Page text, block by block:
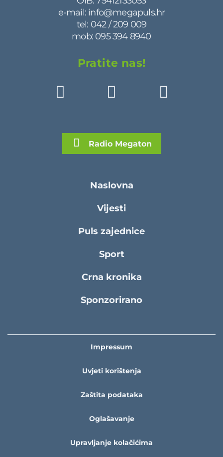
e-mail: info@megapuls.hr
tel: 042 / 209 009
mob: 095 394 8940
Pratite nas!
Radio Megaton
Naslovna
Vijesti
Puls zajednice
Sport
Crna kronika
Sponzorirano
Impressum
Uvjeti korištenja
Zaštita podataka
Oglašavanje
Upravljanje kolačićima